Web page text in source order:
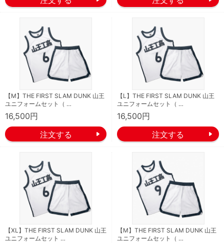
【M】THE FIRST SLAM DUNK 山王
ユニフォームセット（ …
16,500円
【L】THE FIRST SLAM DUNK 山王
ユニフォームセット（ …
16,500円
【XL】THE FIRST SLAM DUNK 山王
ユニフォームセット …
【M】THE FIRST SLAM DUNK 山王
ユニフォームセット（ …